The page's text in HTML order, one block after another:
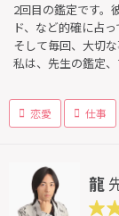
2回目の鑑定です。
ド、など的確に占っ
そして毎回、大切な
私は、先生の鑑定、
恋愛 仕事
龍